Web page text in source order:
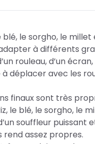
le sorgho, le
à différents
rouleau, d’un écran,
déplacer avec les
finaux sont très
le blé, le sorgho, le
souffleur puissant
assez propres.